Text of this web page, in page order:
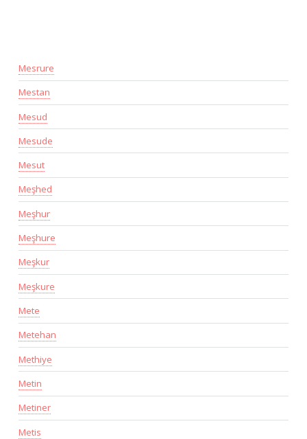
Mesrure
Mestan
Mesud
Mesude
Mesut
Meşhed
Meşhur
Meşhure
Meşkur
Meşkure
Mete
Metehan
Methiye
Metin
Metiner
Metis